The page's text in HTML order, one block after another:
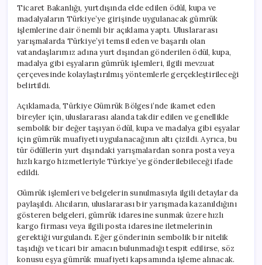
Ödülleri
Vergiden
Muaf
tutulacak
için
Ticaret Bakanlığı, yurtdışında elde edilen ödül, kupa ve
madalyaların Türkiye’ye girişinde uygulanacak gümrük
işlemlerine dair önemli bir açıklama yaptı. Uluslararası
yarışmalarda Türkiye’yi temsil eden ve başarılı olan
vatandaşlarımız adına yurt dışından gönderilen ödül, kupa,
madalya gibi eşyaların gümrük işlemleri, ilgili mevzuat
çerçevesinde kolaylaştırılmış yöntemlerle gerçekleştirileceği
belirtildi.
Açıklamada, Türkiye Gümrük Bölgesi’nde ikamet eden
bireyler için, uluslararası alanda takdir edilen ve genellikle
sembolik bir değer taşıyan ödül, kupa ve madalya gibi eşyalar
için gümrük muafiyeti uygulanacağının altı çizildi. Ayrıca, bu
tür ödüllerin yurt dışındaki yarışmalardan sonra posta veya
hızlı kargo hizmetleriyle Türkiye’ye gönderilebileceği ifade
edildi.
Gümrük işlemleri ve belgelerin sunulmasıyla ilgili detaylar da
paylaşıldı. Alıcıların, uluslararası bir yarışmada kazanıldığını
gösteren belgeleri, gümrük idaresine sunmak üzere hızlı
kargo firması veya ilgili posta idaresine iletmelerinin
gerektiği vurgulandı. Eğer gönderinin sembolik bir nitelik
taşıdığı ve ticari bir amacın bulunmadığı tespit edilirse, söz
konusu eşya gümrük muafiyeti kapsamında işleme alınacak.